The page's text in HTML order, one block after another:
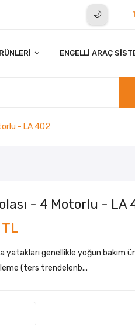
🌙
ENGELLI ARAÇ
- LA 402
- 4 Motorlu - LA
genellikle yoğun bakım
(ters trendelenb...